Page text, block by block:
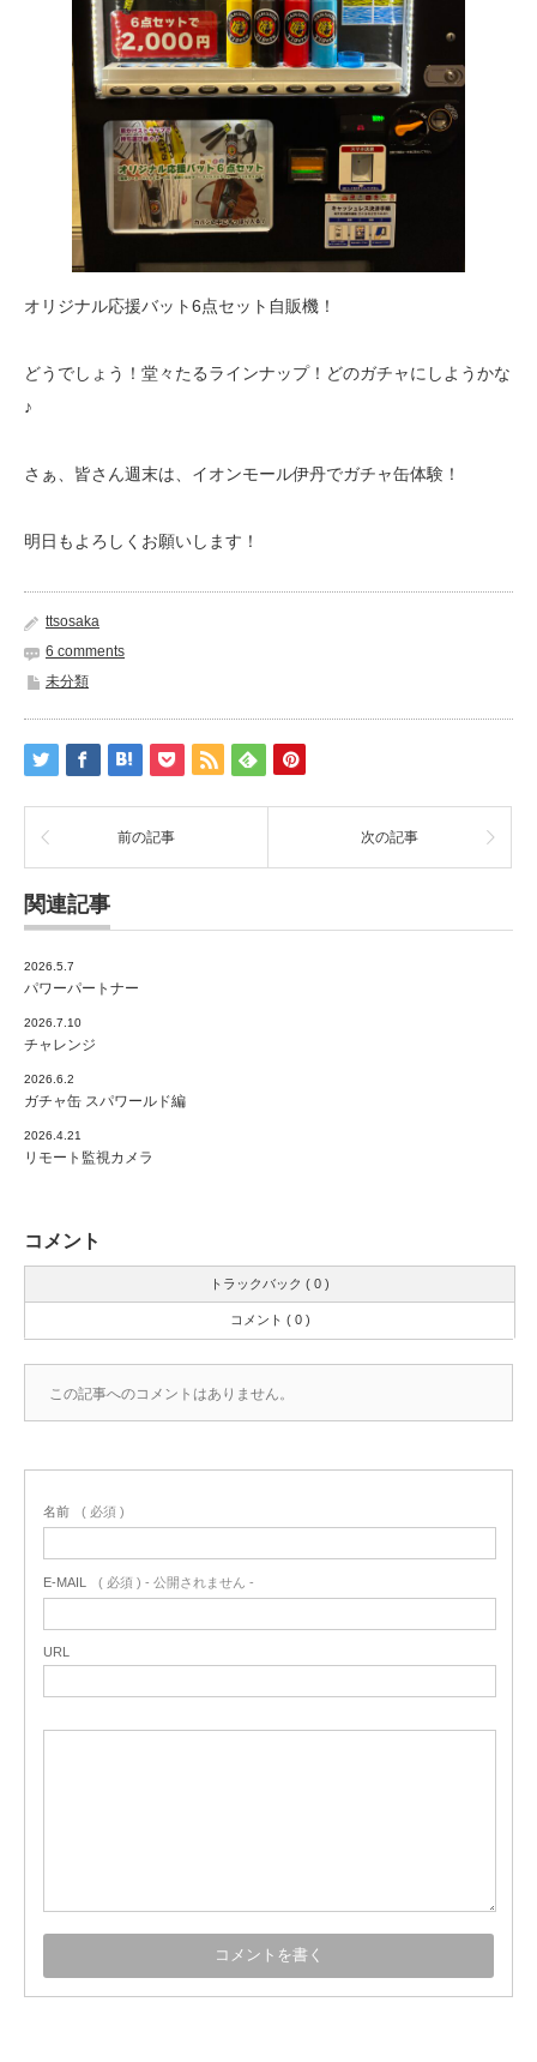
オリジナル応援バット6点セット自販機！
どうでしょう！堂々たるラインナップ！どのガチャにしようかな
♪
さぁ、皆さん週末は、イオンモール伊丹でガチャ缶体験！
明日もよろしくお願いします！
ttsosaka
6 comments
未分類
前の記事 次の記事
関連記事
2026.5.7
パワーパートナー
2026.7.10
チャレンジ
2026.6.2
ガチャ缶 スパワールド編
2026.4.21
リモート監視カメラ
コメント
トラックバック ( 0 )
コメント ( 0 )
この記事へのコメントはありません。
名前 ( 必須 )
E-MAIL ( 必須 ) - 公開されません -
URL